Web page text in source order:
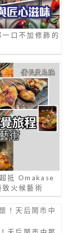
一口不加修飾的
抵 Omakase
火候藝術